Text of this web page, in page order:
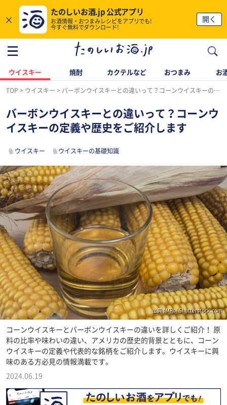
×
たのしいお酒.jp 公式アプリ
お酒情報・おつまみレシピをアプリでも!
今すぐ無料でダウンロード!
開く
ウイスキー 焼酎 カクテルなど おつまみ お
TOP ウイスキー バーボンウイスキーとの違いって？コーンウイスキーの定義や歴史をご紹介します
バーボンウイスキーとの違いって？コーンウ
イスキーの定義や歴史をご紹介します
ウイスキー ウイスキーの基礎知識
出典 : MRo/ Shutterstock.com
コーンウイスキーとバーボンウイスキーの違いを詳しくご紹介！ 原
料の比率や味わいの違い、アメリカの歴史的背景とともに、コーン
ウイスキーの定義や代表的な銘柄をご紹介します。ウイスキーに興
味のある方必見の情報満載です。
2024.06.19